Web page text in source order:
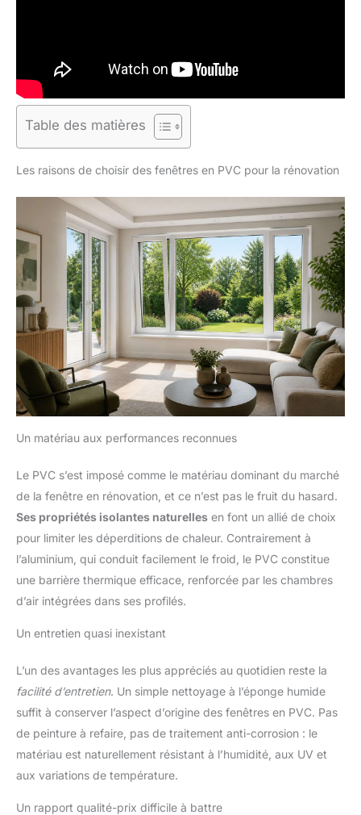
Table des matières
Les raisons de choisir des fenêtres en PVC pour la rénovation
Un matériau aux performances reconnues
Le PVC s’est imposé comme le matériau dominant du marché
de la fenêtre en rénovation, et ce n’est pas le fruit du hasard.
Ses propriétés isolantes naturelles en font un allié de choix
pour limiter les déperditions de chaleur. Contrairement à
l’aluminium, qui conduit facilement le froid, le PVC constitue
une barrière thermique efficace, renforcée par les chambres
d’air intégrées dans ses profilés.
Un entretien quasi inexistant
L’un des avantages les plus appréciés au quotidien reste la
facilité d’entretien. Un simple nettoyage à l’éponge humide
suffit à conserver l’aspect d’origine des fenêtres en PVC. Pas
de peinture à refaire, pas de traitement anti-corrosion : le
matériau est naturellement résistant à l’humidité, aux UV et
aux variations de température.
Un rapport qualité-prix difficile à battre